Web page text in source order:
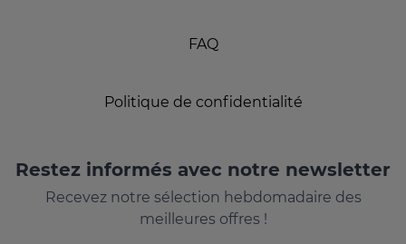
FAQ
Politique de confidentialité
Restez informés avec notre newsletter
Recevez notre sélection hebdomadaire des
meilleures offres !